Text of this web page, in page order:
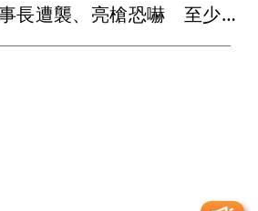
彰化芳苑農會理事長遭襲、亮槍恐嚇 至少2人犯案